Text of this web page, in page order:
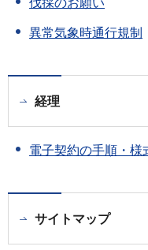
伐採のお願い
異常気象時通行規制
経理
電子契約の手順・様
サイトマップ